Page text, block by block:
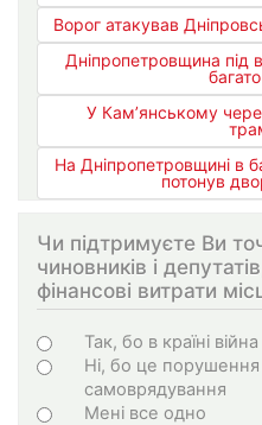
Ворог атакував
Дніпропетровщина під
У Кам’янському
На Дніпропетровщині в
потонув
Чи підтримуєте Ви
чиновників і
фінансові витрати
Choices
Так, бо в країні війна
Ні, бо це порушення
самоврядування
Мені все одно